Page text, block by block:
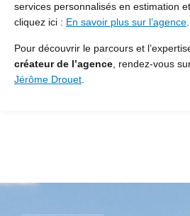
services personnalisés en estimation
cliquez ici : En savoir plus sur l’agence.
Pour découvrir le parcours et
créateur de l’agence , rendez-vous
Jérôme Drouet